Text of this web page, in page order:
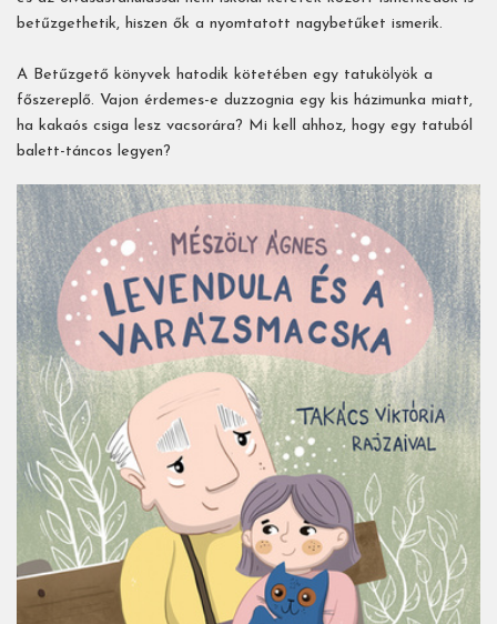
betűzgethetik, hiszen ők a nyomtatott nagybetűket ismerik.
A Betűzgető könyvek hatodik kötetében egy tatukölyök a
főszereplő. Vajon érdemes-e duzzognia egy kis házimunka miatt,
ha kakaós csiga lesz vacsorára? Mi kell ahhoz, hogy egy tatuból
balett-táncos legyen?